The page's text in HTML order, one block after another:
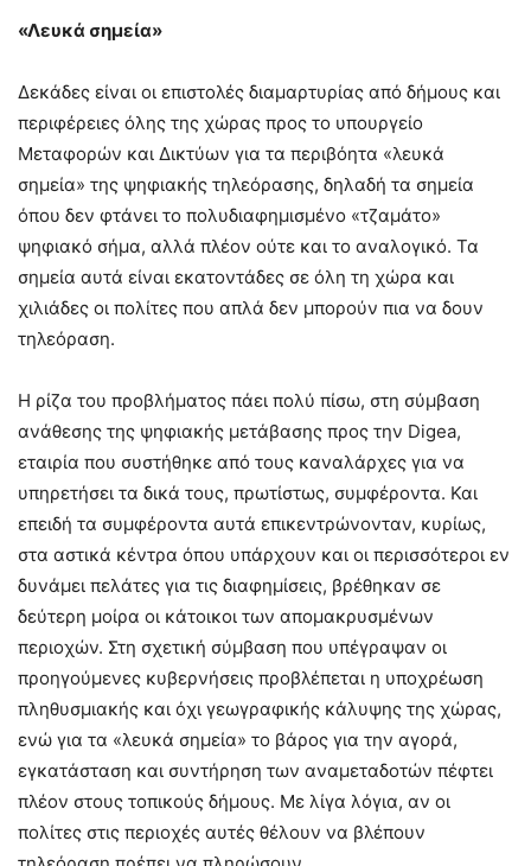
«Λευκά σημεία»
Δεκάδες είναι οι επιστολές διαμαρτυρίας από δήμους και
περιφέρειες όλης της χώρας προς το υπουργείο
Μεταφορών και Δικτύων για τα περιβόητα «λευκά
σημεία» της ψηφιακής τηλεόρασης, δηλαδή τα σημεία
όπου δεν φτάνει το πολυδιαφημισμένο «τζαμάτο»
ψηφιακό σήμα, αλλά πλέον ούτε και το αναλογικό. Τα
σημεία αυτά είναι εκατοντάδες σε όλη τη χώρα και
χιλιάδες οι πολίτες που απλά δεν μπορούν πια να δουν
τηλεόραση.
Η ρίζα του προβλήματος πάει πολύ πίσω, στη σύμβαση
ανάθεσης της ψηφιακής μετάβασης προς την Digea,
εταιρία που συστήθηκε από τους καναλάρχες για να
υπηρετήσει τα δικά τους, πρωτίστως, συμφέροντα. Και
επειδή τα συμφέροντα αυτά επικεντρώνονταν, κυρίως,
στα αστικά κέντρα όπου υπάρχουν και οι περισσότεροι εν
δυνάμει πελάτες για τις διαφημίσεις, βρέθηκαν σε
δεύτερη μοίρα οι κάτοικοι των απομακρυσμένων
περιοχών. Στη σχετική σύμβαση που υπέγραψαν οι
προηγούμενες κυβερνήσεις προβλέπεται η υποχρέωση
πληθυσμιακής και όχι γεωγραφικής κάλυψης της χώρας,
ενώ για τα «λευκά σημεία» το βάρος για την αγορά,
εγκατάσταση και συντήρηση των αναμεταδοτών πέφτει
πλέον στους τοπικούς δήμους. Με λίγα λόγια, αν οι
πολίτες στις περιοχές αυτές θέλουν να βλέπουν